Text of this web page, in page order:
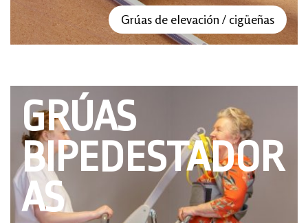
Grúas de elevación / cigüeñas
GRÚAS
BIPEDESTADOR
AS